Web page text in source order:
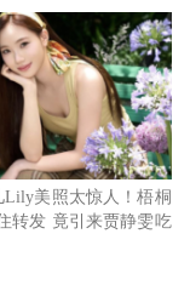
Lily美照太惊人！梧桐
转发 竟引来贾静雯吃